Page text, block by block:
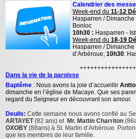
Parropiako
Ezkila
Sakramenduak eta
Haurrak eta
Argazkiak
Harremanak
Calendrier des
Week-end du 11-12
Hasparren / Dimanche
Bonloc
10h30 : Hasparren -
Week-end du 18-19
Hasparren / Dimanche
d’Arbéroue; 10h30:
Dans la vie de la paroisse
Baptême : Nous avons la joie d’accueillir
dimanche en l’église de Macaye. Que ses
regard du Seigneur en découvrant son amour.
Deuils:Cette semaine nous avons confié au
ARTAYET(82 ans) etMr. Mattin Charriton
OXOBY (88ans) à St. Martin d’Arbéroue.
que les membres de leur famille.